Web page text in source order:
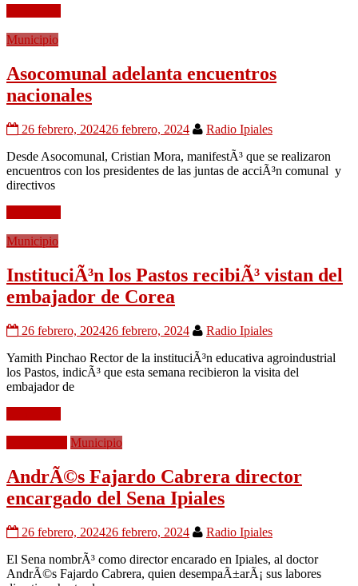
Municipio
Asocomunal adelanta encuentros
nacionales
26 febrero, 202426 febrero, 2024
Radio Ipiales
Desde Asocomunal, Cristian Mora, manifestÃ³ que se realizaron
encuentros con los presidentes de las juntas de acciÃ³n comunal y
directivos
Municipio
InstituciÃ³n los Pastos recibiÃ³ vistan del
embajador de Corea
26 febrero, 202426 febrero, 2024
Radio Ipiales
Yamith Pinchao Rector de la instituciÃ³n educativa agroindustrial
los Pastos, indicÃ³ que esta semana recibieron la visita del
embajador de
Municipio
AndrÃ©s Fajardo Cabrera director
encargado del Sena Ipiales
26 febrero, 202426 febrero, 2024
Radio Ipiales
El Sena nombrÃ³ como director encarado en Ipiales, al doctor
AndrÃ©s Fajardo Cabrera, quien desempaÃ±arÃ¡ sus labores